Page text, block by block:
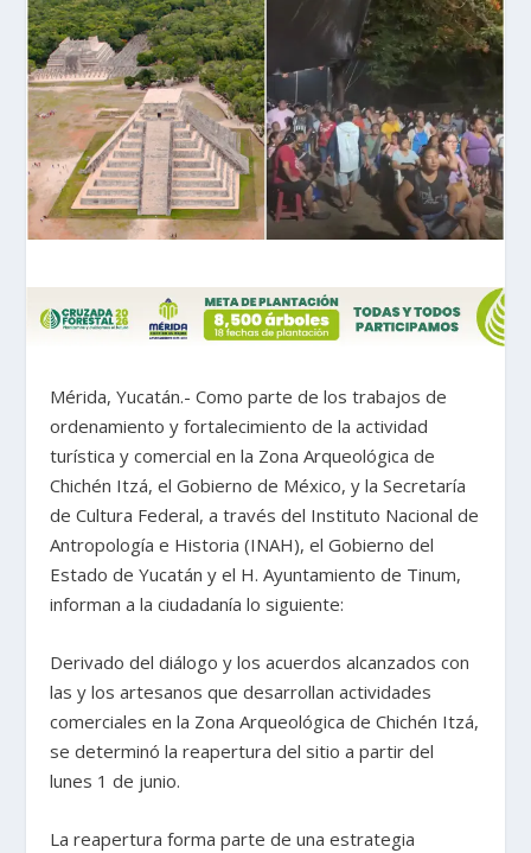
Mérida, Yucatán.- Como parte de los trabajos de
ordenamiento y fortalecimiento de la actividad
turística y comercial en la Zona Arqueológica de
Chichén Itzá, el Gobierno de México, y la Secretaría
de Cultura Federal, a través del Instituto Nacional de
Antropología e Historia (INAH), el Gobierno del
Estado de Yucatán y el H. Ayuntamiento de Tinum,
informan a la ciudadanía lo siguiente:
Derivado del diálogo y los acuerdos alcanzados con
las y los artesanos que desarrollan actividades
comerciales en la Zona Arqueológica de Chichén Itzá,
se determinó la reapertura del sitio a partir del
lunes 1 de junio.
La reapertura forma parte de una estrategia